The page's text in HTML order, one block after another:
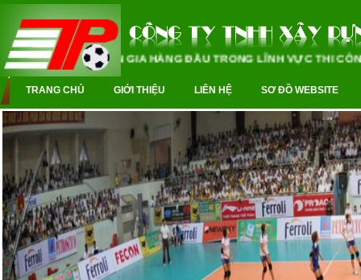
CHUYÊN GIA HÀNG ĐẦU TRONG LĨNH VỰC THI
TRANG CHỦ GIỚI THIỆU LIÊN HỆ SƠ ĐỒ WEBSITE